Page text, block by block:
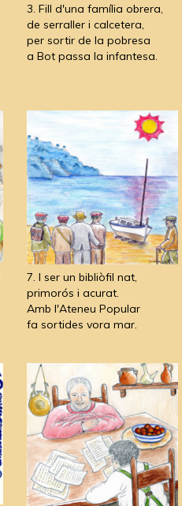
3. Fill d'una família obrera,
de serraller i calcetera,
per sortir de la pobresa
a Bot passa la infantesa.
7. I ser un bibliòfil nat,
primorós i acurat.
Amb l'Ateneu Popular
fa sortides vora mar.